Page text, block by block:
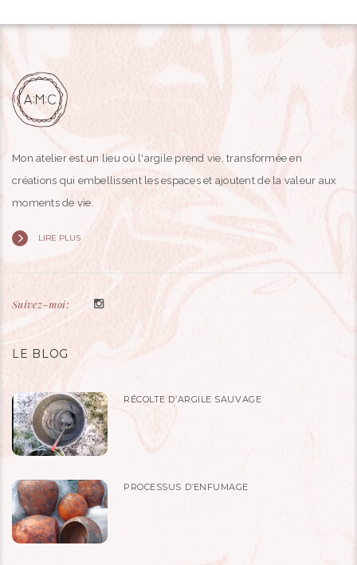
Mon atelier est un lieu où l'argile prend vie, transformée en
créations qui embellissent les espaces et ajoutent de la valeur aux
moments de vie.
LIRE PLUS
Suivez-moi:
LE BLOG
RÉCOLTE D’ARGILE SAUVAGE
PROCESSUS D’ENFUMAGE